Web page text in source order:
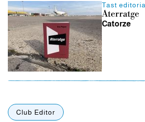
Tast
Aterratge
Catorze
Club Editor